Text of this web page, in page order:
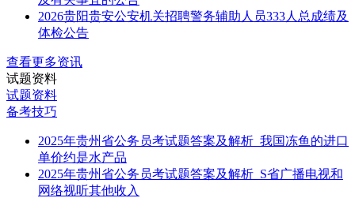
2026贵阳贵安公安机关招聘警务辅助人员333人总成绩及
体检公告
查看更多资讯
试题资料
试题资料
备考技巧
2025年贵州省公务员考试题答案及解析_我国冻鱼的进口
单价约是水产品
2025年贵州省公务员考试题答案及解析_S省广播电视和
网络视听其他收入